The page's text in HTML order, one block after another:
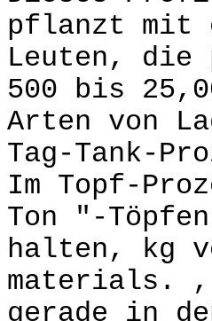
pflanzt mit
Leuten, die
500 bis
Arten von
Tag-Tank-
Im Topf-
Ton "-
halten, kg
materials. ,
gerade in